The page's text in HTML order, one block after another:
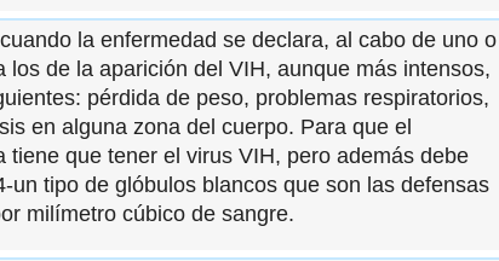
la enfermedad se declara, al cabo de uno o
de la aparición del VIH, aunque más intensos,
pérdida de peso, problemas respiratorios,
en alguna zona del cuerpo. Para que el
que tener el virus VIH, pero además debe
un tipo de glóbulos blancos que son las defensas
milímetro cúbico de sangre.